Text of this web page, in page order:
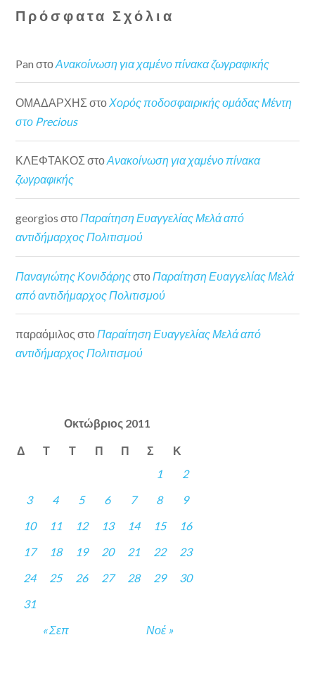
Πρόσφατα Σχόλια
Pan στοΑνακοίνωση για χαμένο πίνακα ζωγραφικής
ΟΜΑΔΑΡΧΗΣ στοΧορός ποδοσφαιρικής ομάδας Μέντη
στο Precious
ΚΛΕΦΤΑΚΟΣ στοΑνακοίνωση για χαμένο πίνακα
ζωγραφικής
georgios στοΠαραίτηση Ευαγγελίας Μελά από
αντιδήμαρχος Πολιτισμού
Παναγιώτης Κονιδάρηςστο Παραίτηση Ευαγγελίας Μελά
από αντιδήμαρχος Πολιτισμού
παραόμιλος στο Παραίτηση Ευαγγελίας Μελά από
αντιδήμαρχος Πολιτισμού
Οκτώβριος 2011
Δ Τ Τ Π Π Σ Κ
« Σεπ Νοέ »
1
2
3
4 5 6 7 8
9
10
11 12 13 14 15
16
17
18 19 20 21 22
23
24
25 26 27 28 29
30
31